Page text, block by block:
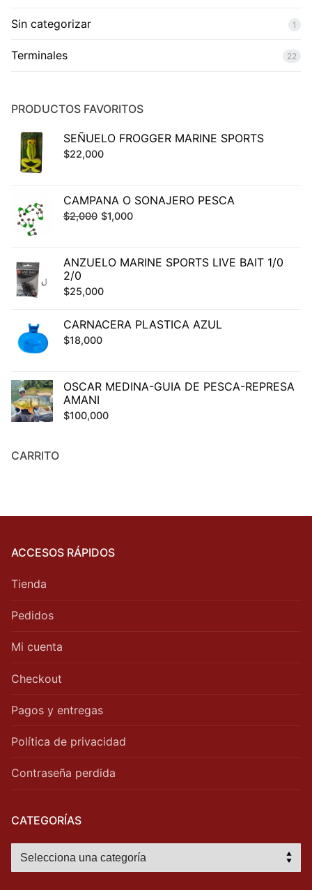
Sin categorizar 1
Terminales 22
PRODUCTOS FAVORITOS
SEÑUELO FROGGER MARINE SPORTS
$22,000
CAMPANA O SONAJERO PESCA
$2,000 El
era:
$2,000.
$1,000El
es:
ANZUELO MARINE SPORTS LIVE BAIT 1/0
2/0
$25,000
CARNACERA PLASTICA AZUL
$18,000
OSCAR MEDINA-GUIA DE PESCA-REPRESA
AMANI
$100,000
CARRITO
ACCESOS RÁPIDOS
Tienda
Pedidos
Mi cuenta
Checkout
Pagos y entregas
Política de privacidad
Contraseña perdida
CATEGORÍAS